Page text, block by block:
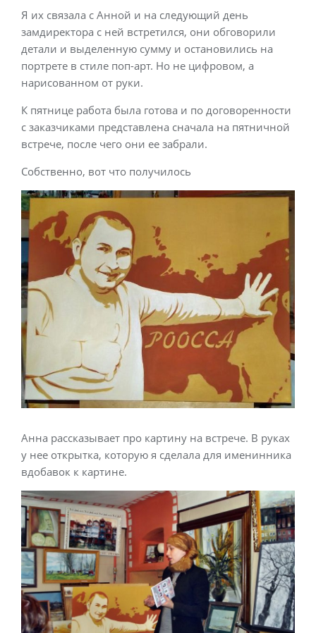
Я их связала с Анной и на следующий день
замдиректора с ней встретился, они обговорили
детали и выделенную сумму и остановились на
портрете в стиле поп-арт. Но не цифровом, а
нарисованном от руки.
К пятнице работа была готова и по договоренности
с заказчиками представлена сначала на пятничной
встрече, после чего они ее забрали.
Собственно, вот что получилось
Анна рассказывает про картину на встрече. В руках
у нее открытка, которую я сделала для именинника
вдобавок к картине.